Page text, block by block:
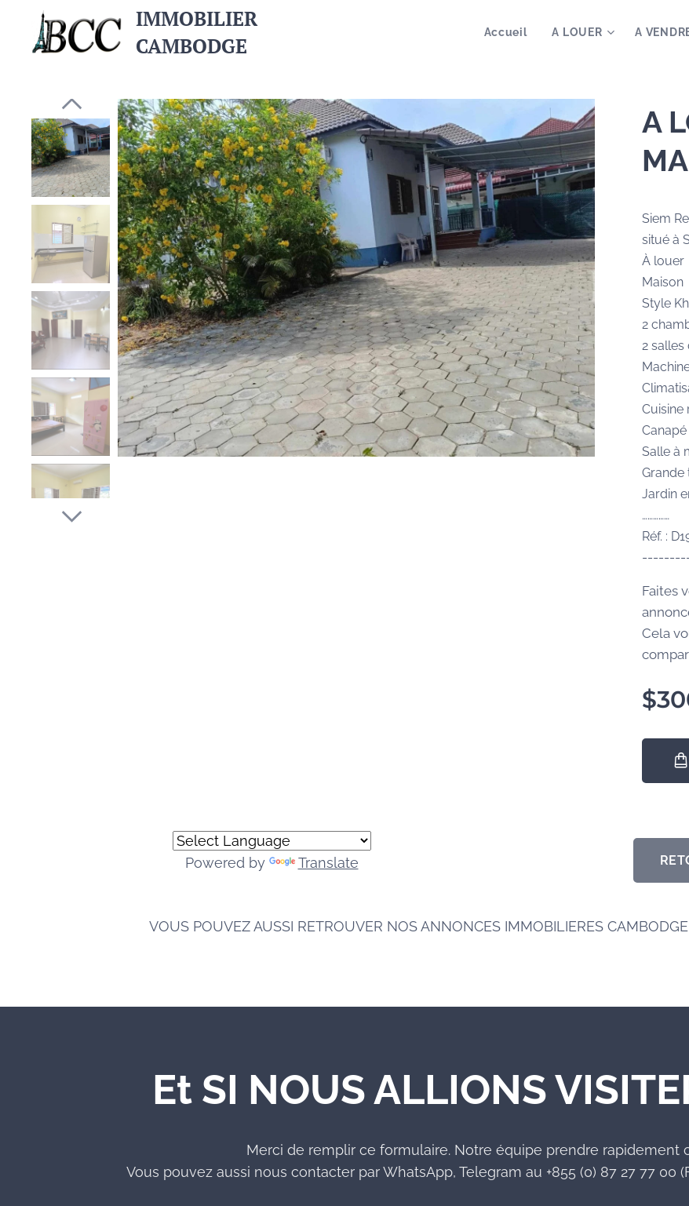
IMMOBILIER
CAMBODGE
Accueil A LOUER A
A
Siem
situé à
À louer
Maison
Style
2
2 salles
Cuisine
Salle à
Grande
Jardin
……………
Réf. :
Faites
Cela
$
Powered by Translate
VOUS POUVEZ AUSSI RETROUVER NOS ANNONCES IMMOBILIERES
Et SI NOUS ALLIONS
Merci de remplir ce formulaire. Notre équipe prendre rapidement
Vous pouvez aussi nous contacter par WhatsApp, Telegram au +855 (0) 87 27 77 00